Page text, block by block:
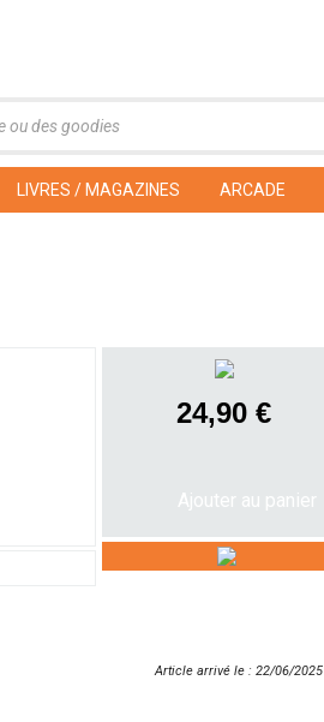
LIVRES / MAGAZINES ARCADE
24,90 €
Article arrivé le : 22/06/2025